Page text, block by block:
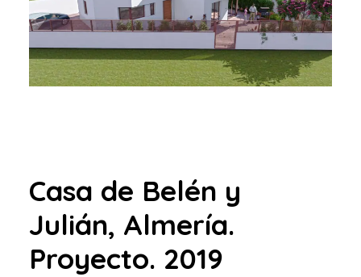
Casa de Belén y
Julián, Almería.
Proyecto. 2019